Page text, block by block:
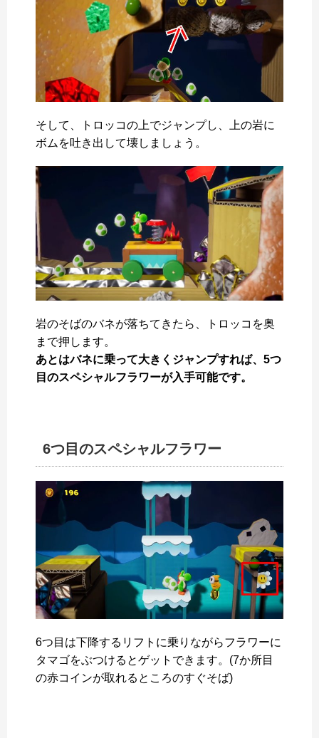
そして、トロッコの上でジャンプし、上の岩に
ボムを吐き出して壊しましょう。
岩のそばのバネが落ちてきたら、トロッコを奥
まで押します。
あとはバネに乗って大きくジャンプすれば、5つ
目のスペシャルフラワーが入手可能です。
6つ目のスペシャルフラワー
6つ目は下降するリフトに乗りながらフラワーに
タマゴをぶつけるとゲットできます。(7か所目
の赤コインが取れるところのすぐそば)